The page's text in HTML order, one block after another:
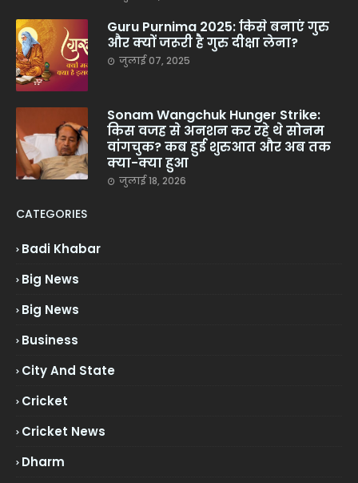
Guru Purnima 2025: किसे बनाएं गुरु
और क्यों जरूरी है गुरु दीक्षा लेना?
जुलाई 07, 2025
Sonam Wangchuk Hunger Strike:
किस वजह से अनशन कर रहे थे सोनम
वांगचुक? कब हुई शुरुआत और अब तक
क्या-क्या हुआ
जुलाई 18, 2026
CATEGORIES
Badi Khabar
Big News
Big News
Business
City And State
Cricket
Cricket News
Dharm